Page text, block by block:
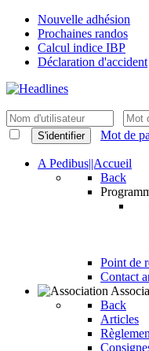
Nouvelle adhésion
Prochaines randos
Calcul indice IBP
Déclaration d'accident
S'identifier Mot de
A Pedibus||Accueil
Back
Point de
Contact
Back
Articles